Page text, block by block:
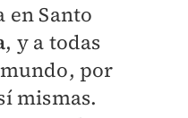
en Santo
, y a todas
por
mismas.